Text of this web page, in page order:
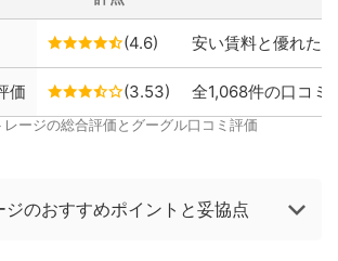
(4.6) 安い賃料と優れた
価 (3.53) 全1,068件の口コミ
レージの総合評価とグーグル口コミ評価
のおすすめポイントと妥協点